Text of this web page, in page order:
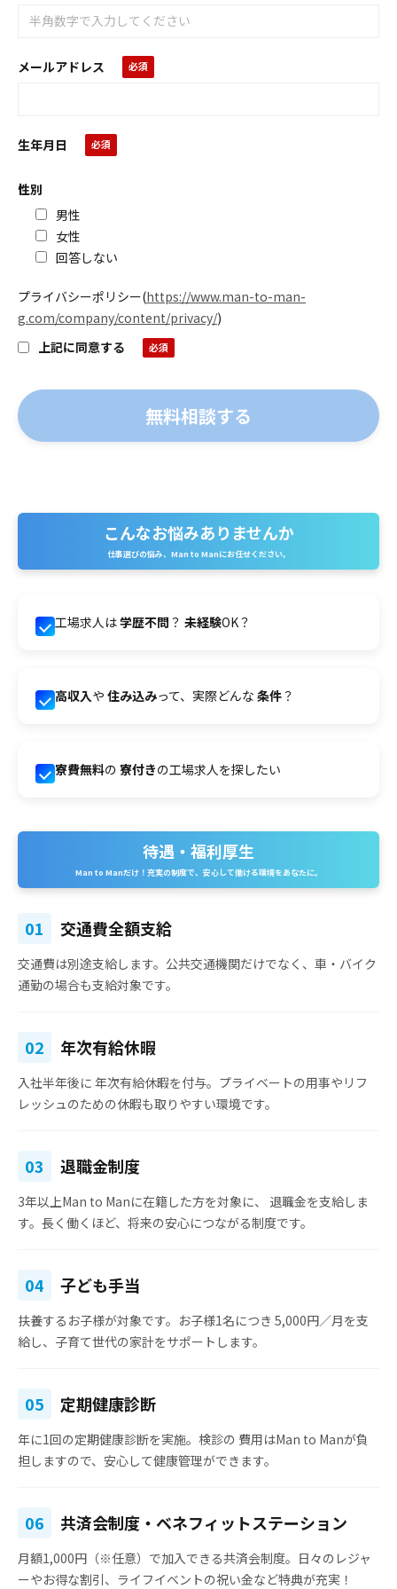
メールアドレス
生年月日
性別
男性
女性
回答しない
プライバシーポリシー(https://www.man-to-man-
g.com/company/content/privacy/)
上記に同意する
こんなお悩みありませんか
仕事選びの悩み、Man to Manにお任せください。
工場求人は学歴不問 ？ 未経験OK？
高収入や 住み込みって、実際どんな 条件？
寮費無料の 寮付きの工場求人を探したい
待遇・福利厚生
Man to Manだけ！充実の制度で、安心して働ける環境をあなたに。
01 交通費全額支給
交通費は別途支給します。公共交通機関だけでなく、車・バイク
通勤の場合も支給対象です。
02 年次有給休暇
入社半年後に 年次有給休暇を付与。プライベートの用事やリフ
レッシュのための休暇も取りやすい環境です。
03 退職金制度
3年以上Man to Manに在籍した方を対象に、 退職金を支給しま
す。長く働くほど、将来の安心につながる制度です。
04 子ども手当
扶養するお子様が対象です。お子様1名につき 5,000円／月を支
給し、子育て世代の家計をサポートします。
05 定期健康診断
年に1回の定期健康診断を実施。検診の 費用はMan to Manが負
担 しますので、安心して健康管理ができます。
06 共済会制度・ベネフィットステーション
月額1,000円（※任意）で加入できる共済会制度。日々のレジャ
ーやお得な割引、ライフイベントの祝い金など特典が充実！